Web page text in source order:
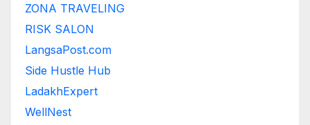
ZONA TRAVELING
RISK SALON
LangsaPost.com
Side Hustle Hub
LadakhExpert
WellNest